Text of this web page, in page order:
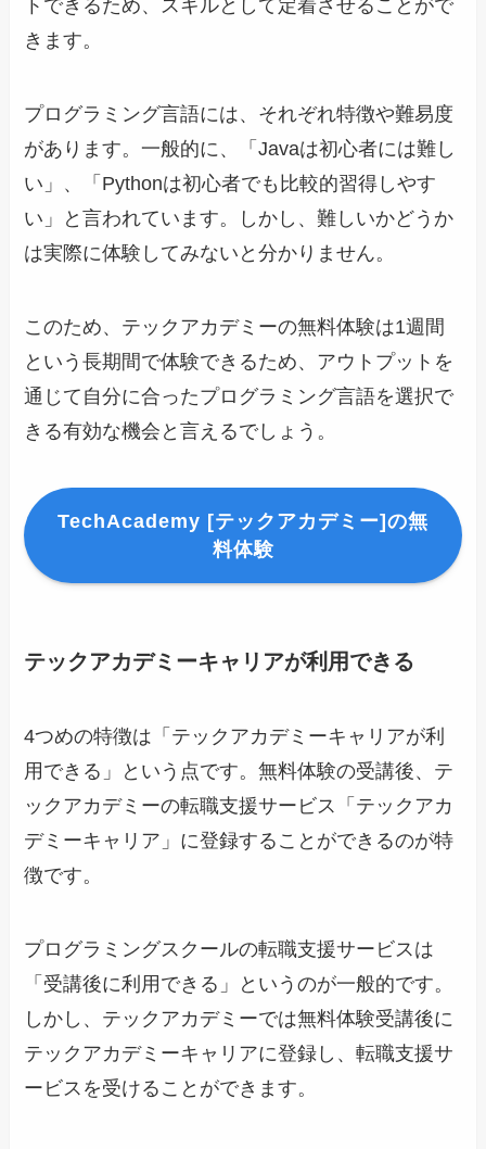
トできるため、スキルとして定着させることがで
きます。
プログラミング言語には、それぞれ特徴や難易度
があります。一般的に、「Javaは初心者には難し
い」、「Pythonは初心者でも比較的習得しやす
い」と言われています。しかし、難しいかどうか
は実際に体験してみないと分かりません。
このため、テックアカデミーの無料体験は1週間
という長期間で体験できるため、アウトプットを
通じて自分に合ったプログラミング言語を選択で
きる有効な機会と言えるでしょう。
TechAcademy [テックアカデミー]の無
料体験
テックアカデミーキャリアが利用できる
4つめの特徴は「テックアカデミーキャリアが利
用できる」という点です。無料体験の受講後、テ
ックアカデミーの転職支援サービス「テックアカ
デミーキャリア」に登録することができるのが特
徴です。
プログラミングスクールの転職支援サービスは
「受講後に利用できる」というのが一般的です。
しかし、テックアカデミーでは無料体験受講後に
テックアカデミーキャリアに登録し、転職支援サ
ービスを受けることができます。